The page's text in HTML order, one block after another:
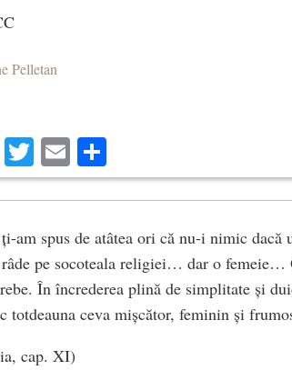
Pelletan
Facebook
Twitter
Email
am spus de atâtea ori că nu-i nimic
pe socoteala religiei… dar o femeie…
În încrederea plină de simplitate și
totdeauna ceva mișcător, feminin și
cap. XI)